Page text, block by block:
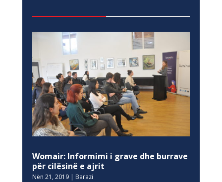
Womair: Informimi i grave dhe burrave
për cilësinë e ajrit
Nën 21, 2019| Barazi